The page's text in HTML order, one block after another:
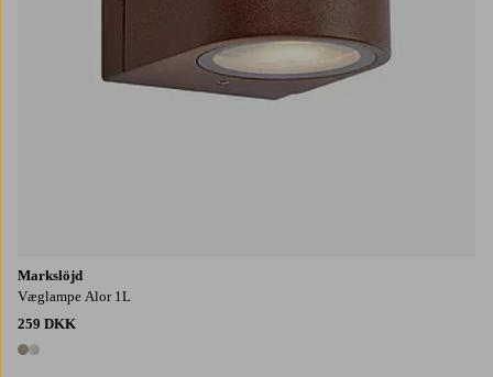
Markslöjd
Væglampe Alor 1L
259 DKK
2 farver